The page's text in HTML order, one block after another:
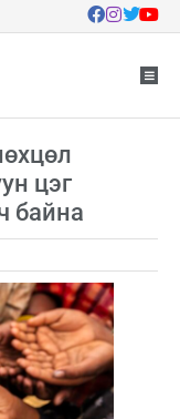
цэг
байна